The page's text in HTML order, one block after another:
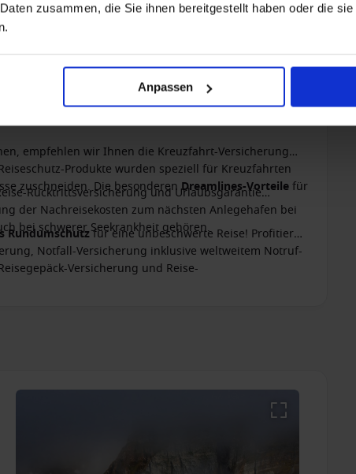
zusammen, die Sie ihnen bereitgestellt haben oder die
Anpassen
empfehlen wir Ihnen die Kreuzfahrt-Versicherung
Produkte wurden speziell für Kreuzfahrten
zuschneiden. Die besonderen Dreamlines-Vorteilefür
Rücktrittsversicherung und Urlaubsgarantie
der Nachreisekosten zum nächsten Anlegehafen bei
bei schwerer Seekrankheit gehören.
Rundumschutzfür eine unbeschwerte Reise! Profitieren
Notfall-Versicherung inklusive weltweitem Notruf-
Versicherung und Reise-